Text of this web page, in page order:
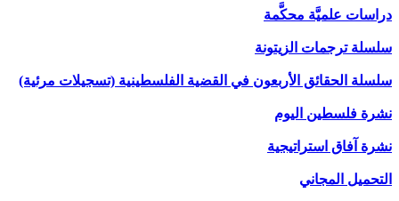
دراسات علميَّة محكَّمة
سلسلة ترجمات الزيتونة
سلسلة الحقائق الأربعون في القضية الفلسطينية (تسجيلات مرئية)
نشرة فلسطين اليوم
نشرة آفاق استراتيجية
التحميل المجاني